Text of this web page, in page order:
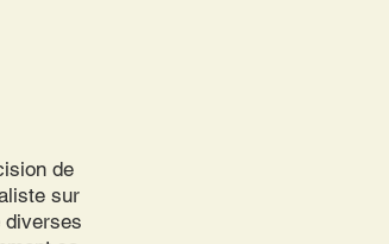
de
sur
diverses